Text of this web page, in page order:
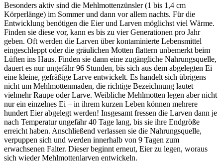
Besonders aktiv sind die Mehlmottenzünsler (1 bis 1,4 cm
Körperlänge) im Sommer und dann vor allem nachts. Für die
Entwicklung benötigen die Eier und Larven möglichst viel Wärme.
Finden sie diese vor, kann es bis zu vier Generationen pro Jahr
geben. Oft werden die Larven über kontaminierte Lebensmittel
eingeschleppt oder die gräulichen Motten flattern unbemerkt beim
Lüften ins Haus. Finden sie dann eine zugängliche Nahrungsquelle,
dauert es nur ungefähr 96 Stunden, bis sich aus dem abgelegten Ei
eine kleine, gefräßige Larve entwickelt. Es handelt sich übrigens
nicht um Mehlmottenmaden, die richtige Bezeichnung lautet
vielmehr Raupe oder Larve. Weibliche Mehlmotten legen aber nicht
nur ein einzelnes Ei – in ihrem kurzen Leben können mehrere
hundert Eier abgelegt werden! Insgesamt fressen die Larven dann je
nach Temperatur ungefähr 40 Tage lang, bis sie ihre Endgröße
erreicht haben. Anschließend verlassen sie die Nahrungsquelle,
verpuppen sich und werden innerhalb von 9 Tagen zum
erwachsenen Falter. Dieser beginnt erneut, Eier zu legen, woraus
sich wieder Mehlmottenlarven entwickeln.